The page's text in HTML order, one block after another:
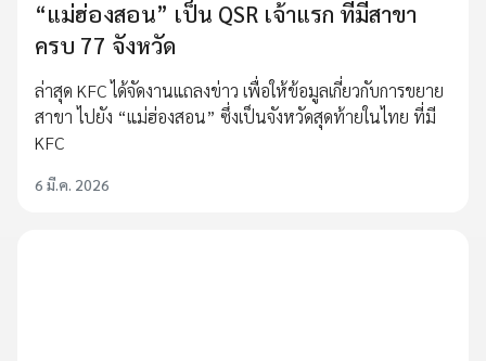
“แม่ฮ่องสอน” เป็น QSR เจ้าแรก ที่มีสาขา
ครบ 77 จังหวัด
ล่าสุด KFC ได้จัดงานแถลงข่าว เพื่อให้ข้อมูลเกี่ยวกับการขยาย
สาขา ไปยัง “แม่ฮ่องสอน” ซึ่งเป็นจังหวัดสุดท้ายในไทย ที่มี
KFC
6 มี.ค. 2026